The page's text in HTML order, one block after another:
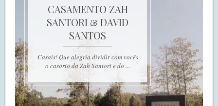
CASAMENTO ZAH
SANTORI & DAVID
SANTOS
Casais! Que alegria dividir com vocês
o casório da Zah Santori e do ...